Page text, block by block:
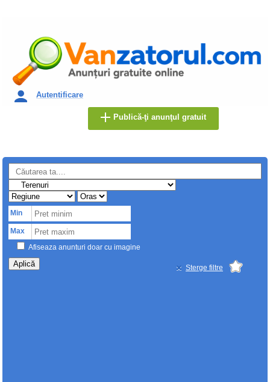
Autentificare
Publică-ţi anunţul gratuit
Min
Max
Afiseaza anunturi doar cu imagine
Aplică Sterge filtre